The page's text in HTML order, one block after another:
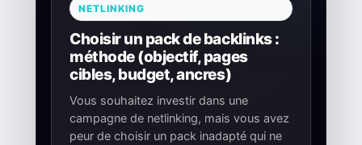
NETLINKING
Choisir un pack de backlinks :
méthode (objectif, pages
cibles, budget, ancres)
Vous souhaitez investir dans une
campagne de netlinking, mais vous avez
peur de choisir un pack inadapté qui ne